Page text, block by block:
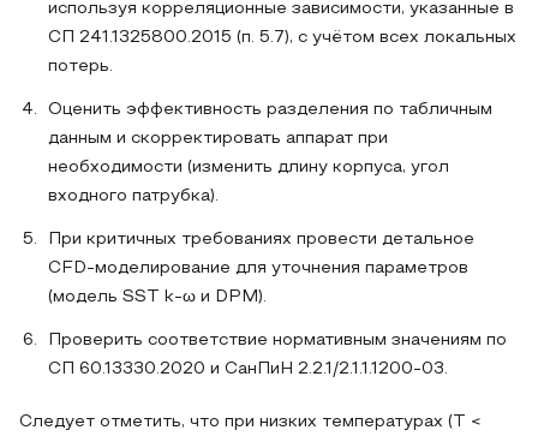
используя корреляционные зависимости, указанные в
СП 241.1325800.2015 (п. 5.7), с учётом всех локальных
потерь.
Оценить эффективность разделения по табличным
данным и скорректировать аппарат при
необходимости (изменить длину корпуса, угол
входного патрубка).
При критичных требованиях провести детальное
CFD-моделирование для уточнения параметров
(модель SST k‑ω и DPM).
Проверить соответствие нормативным значениям по
СП 60.13330.2020 и СанПиН 2.2.1/2.1.1.1200‑03.
Следует отметить, что при низких температурах (T <